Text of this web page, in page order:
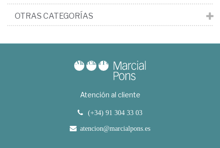
OTRAS CATEGORÍAS
Atención al cliente
(+34) 91 304 33 03
atencion@marcialpons.es